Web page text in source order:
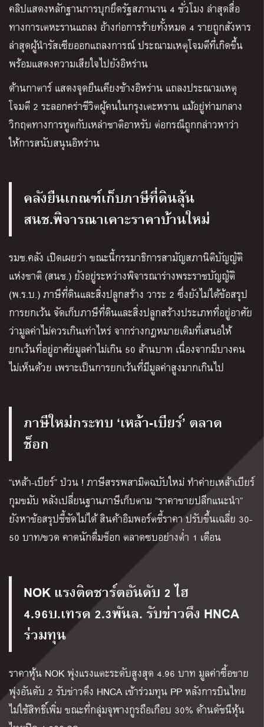
คลิปแสดงหลักฐานการบุกยึดรัฐสภานาน 4 ชั่วโมง ล่าสุดสื่อ
ทางการเตหะรานแถลง อ้างก่อการร้ายทั้งหมด 4 รายถูกสังหาร
ล่าสุดผู้นำรัสเซียออกแถลงการณ์ ประณามเหตุโจมตีที่เกิดขึ้น
พร้อมแสดงความเสียใจไปยังอิหร่าน
ด้านกาตาร์ แสดงจุดยืนเคียงข้างอิหร่าน แถลงประณามเหตุ
โจมตี 2 ระลอกคร่าชีวิตผู้คนในกรุงเตะหราน แม้อยู่ท่ามกลาง
วิกฤตทางการทูตกับเหล่าชาติอาหรับ ต่อกรณีถูกกล่าวหาว่า
ให้การสนับสนุนอิหร่าน
คลังยืนเกณฑ์เก็บภาษีที่ดินลุ้น
สนช.พิจารณาเคาะราคาบ้านใหม่
รมช.คลัง เปิดเผยว่า ขณะนี้กรรมาธิการสามัญสภานิติบัญญัติ
แห่งชาติ (สนช.) ยังอยู่ระหว่างพิจารณาร่างพระราชบัญญัติ
(พ.ร.บ.) ภาษีที่ดินและสิ่งปลูกสร้าง วาระ 2 ซึ่งยังไม่ได้ข้อสรุป
การยกเว้น จัดเก็บภาษีที่ดินและสิ่งปลูกสร้างประเภทที่อยู่อาศัย
ว่ามูลค่าไม่ควรเกินเท่าไหร่ จากร่างกฎหมายเดิมที่เสนอให้
ยกเว้นที่อยู่อาศัยมูลค่าไม่เกิน 50 ล้านบาท เนื่องจากมีบางคน
ไม่เห็นด้วย เพราะเป็นการยกเว้นที่มีมูลค่าสูงมากเกินไป
ภาษีใหม่กระทบ ‘เหล้า-เบียร์’ ตลาด
ช็อก
“เหล้า-เบียร์” ป่วน ! ภาษีสรรพสามิตฉบับใหม่ ทำค่ายเหล้าเบียร์
กุมขมับ หลังเปลี่ยนฐานภาษีเก็บตาม “ราคาขายปลีกแนะนำ”
ยังหาข้อสรุปชี้ชัดไม่ได้ สินค้าอิมพอร์ตชี้ราคา ปรับขึ้นเฉลี่ย 30-
50 บาท/ขวด คาดนักดื่มช็อก ตลาดซบอย่างต่ำ 1 เดือน
NOK แรงติดชาร์ตอันดับ 2 ไฮ
4.96บ.เทรด 2.3พันล. รับข่าวดึง HNCA
ร่วมทุน
ราคาหุ้น NOK พุ่งแรงแตะระดับสูงสุด 4.96 บาท มูลค่าซื้อขาย
พุ่งอันดับ 2 รับข่าวดึง HNCA เข้าร่วมทุน PP หลังการบินไทย
ไม่ใช้สิทธิ์เพิ่ม ขณะที่กลุ่มจุฬางกูรถือเกือบ 30% ด้านดัชนีหุ้น